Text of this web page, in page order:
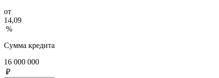
от
14,09
%
Сумма кредита
16 000 000
₽